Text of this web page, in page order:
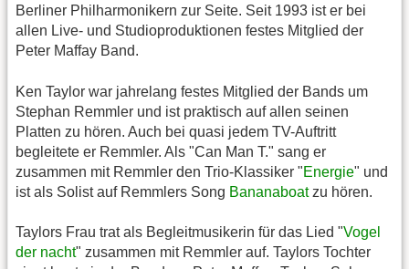
Berliner Philharmonikern zur Seite. Seit 1993 ist er bei
allen Live- und Studioproduktionen festes Mitglied der
Peter Maffay Band.
Ken Taylor war jahrelang festes Mitglied der Bands um
Stephan Remmler und ist praktisch auf allen seinen
Platten zu hören. Auch bei quasi jedem TV-Auftritt
begleitete er Remmler. Als "Can Man T." sang er
zusammen mit Remmler den Trio-Klassiker "Energie" und
ist als Solist auf Remmlers Song Bananaboatzu hören.
Taylors Frau trat als Begleitmusikerin für das Lied "Vogel
der nacht" zusammen mit Remmler auf. Taylors Tochter